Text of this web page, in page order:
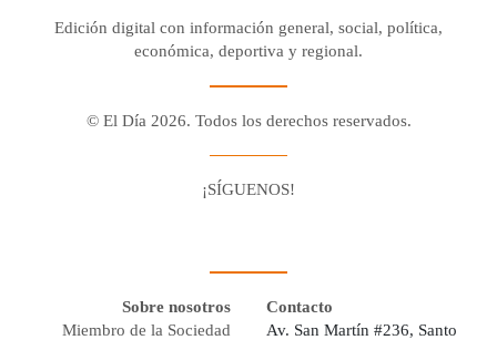
Edición digital con información general, social, política,
económica, deportiva y regional.
© El Día 2026. Todos los derechos reservados.
¡SÍGUENOS!
Sobre nosotros
Miembro de la Sociedad
Contacto
Av. San Martín #236, Santo